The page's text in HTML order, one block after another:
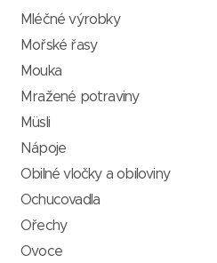
Mléčné výrobky
Mořské řasy
Mouka
Mražené potraviny
Müsli
Nápoje
Obilné vločky a obiloviny
Ochucovadla
Ořechy
Ovoce